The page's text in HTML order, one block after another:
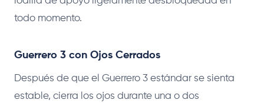
todo momento.
Guerrero 3 con Ojos Cerrados
Después de que el Guerrero 3 estándar se sienta
estable, cierra los ojos durante una o dos